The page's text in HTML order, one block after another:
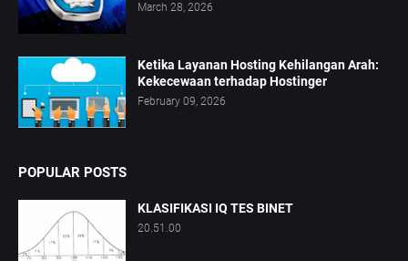
March 28, 2026
Ketika Layanan Hosting Kehilangan Arah:
Kekecewaan terhadap Hostinger
February 09, 2026
POPULAR POSTS
KLASIFIKASI IQ TES BINET
20.51.00